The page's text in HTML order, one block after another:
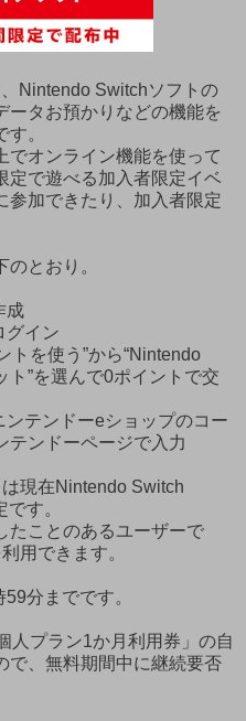
Nintendo Switchソフトの
ータお預かりなどの機能を
。
でオンライン機能を使って
定で遊べる加入者限定イベ
参加できたり、加入者限定
とおり。
成
グイン
トを使う”から“Nintendo
”を選んで0ポイントで交
テンドーeショップのコー
テンドーページで入力
現在Nintendo Switch
す。
たことのあるユーザーで
用できます。
分までです。
人プラン1か月利用券」の自
で、無料期間中に継続要否